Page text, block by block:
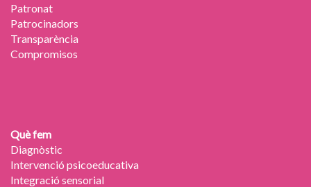
Patronat
Patrocinadors
Transparència
Compromisos
Què fem
Diagnòstic
Intervenció psicoeducativa
Integració sensorial